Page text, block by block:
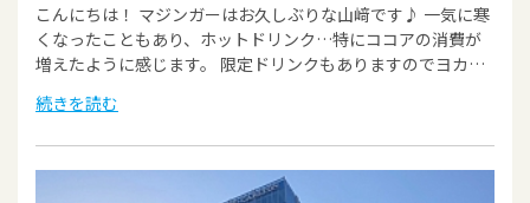
こんにちは！ マジンガーはお久しぶりな山﨑です♪ 一気に寒
くなったこともあり、ホットドリンク…特にココアの消費が
増えたように感じます。 限定ドリンクもありますのでヨカ…
続きを読む